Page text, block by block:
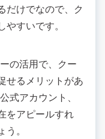
だけでなので、ク
すいです。
の活用で、クー
せるメリットがあ
式アカウント、
をアピールすれ
。